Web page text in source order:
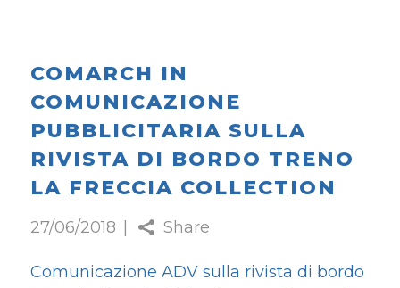
COMARCH IN
COMUNICAZIONE
PUBBLICITARIA SULLA
RIVISTA DI BORDO TRENO
LA FRECCIA COLLECTION
27/06/2018 Share
Comunicazione ADV sulla rivista di bordo